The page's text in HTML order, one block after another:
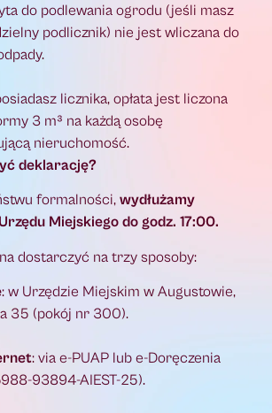
do podlewania ogrodu (jeśli masz
podlicznik) nie jest wliczana do
licznika, opłata jest liczona
3 m³ na każdą osobę
nieruchomość.
deklarację?
formalności, wydłużamy
Miejskiego do godz. 17:00.
dostarczyć na trzy sposoby:
: w Urzędzie Miejskim w Augustowie,
35 (pokój nr 300).
: via e-PUAP lub e-Doręczenia
93894-AIEST-25).